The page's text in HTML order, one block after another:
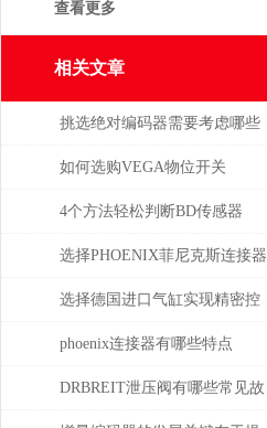
查看更多
相关文章
挑选绝对编码器需要考虑哪些
问题
如何选购VEGA物位开关
4个方法轻松判断BD传感器
DMP的好坏，不信试一试
选择PHOENIX菲尼克斯连接器
时需考虑哪些问题？
选择德国进口气缸实现精密控
制和动力传输
phoenix连接器有哪些特点
DRBREIT泄压阀有哪些常见故